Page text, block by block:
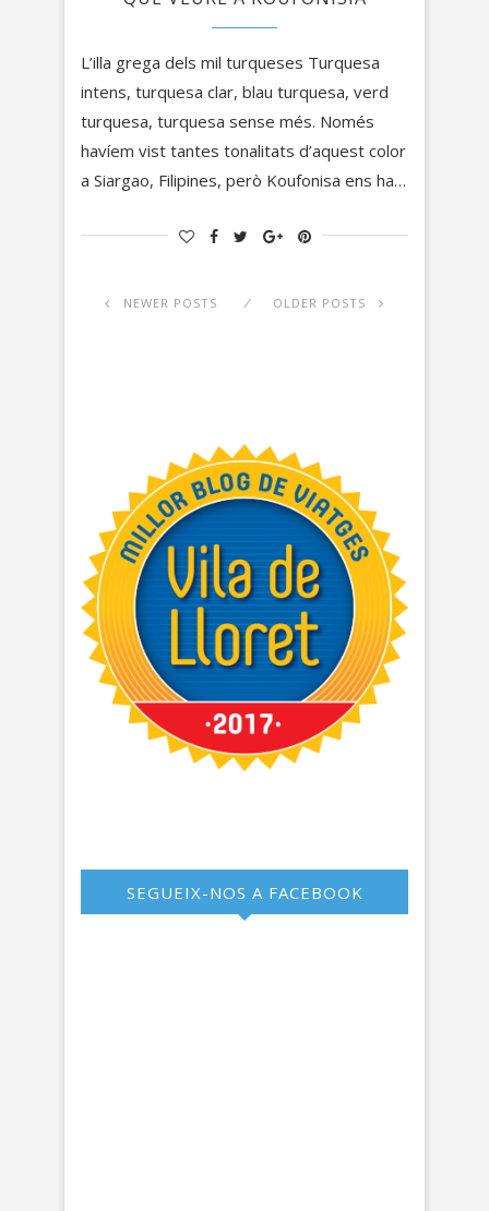
L’illa grega dels mil turqueses Turquesa
intens, turquesa clar, blau turquesa, verd
turquesa, turquesa sense més. Només
havíem vist tantes tonalitats d’aquest color
a Siargao, Filipines, però Koufonisa ens ha…
NEWER POSTS OLDER POSTS
SEGUEIX-NOS A FACEBOOK